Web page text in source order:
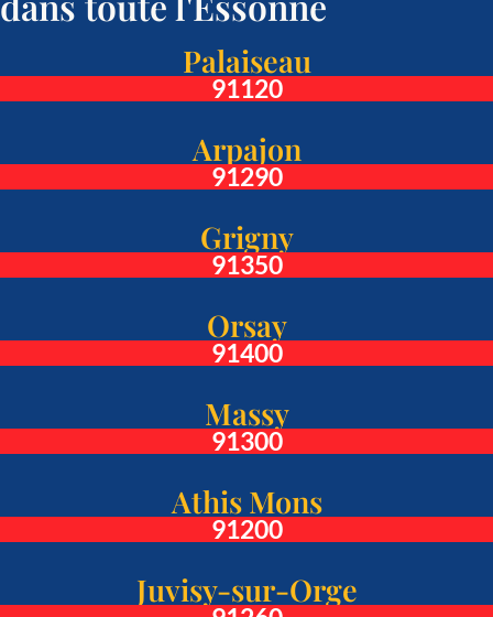
Palaiseau
91120
Arpajon
91290
Grigny
91350
Orsay
91400
Massy
91300
Athis Mons
91200
Juvisy-sur-Orge